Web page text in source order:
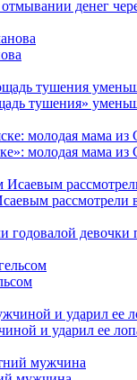
денег
тушения»
молодая мама
рассмотрели
годовалой девочки
и ударил ее